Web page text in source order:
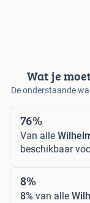
Wat je
De onderstaande
76%
Van alle
beschikbaar
8%
8% van alle